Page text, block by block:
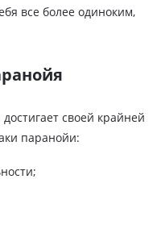
все более одиноким,
своей крайней
паранойи: